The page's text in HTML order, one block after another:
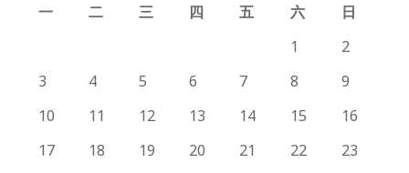
一
二 三 四 五 六
日
1
2
3
4 5 6 7 8
9
10
11 12 13 14 15
16
17
18 19 20 21 22
23